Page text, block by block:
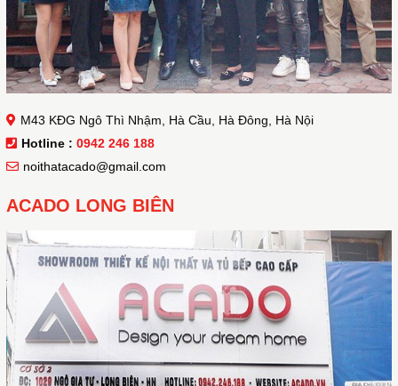
M43 KĐG Ngô Thì Nhậm, Hà Cầu, Hà Đông, Hà Nội
Hotline : 0942 246 188
noithatacado@gmail.com
ACADO LONG BIÊN